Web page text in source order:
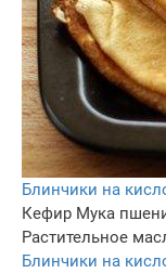
Блинчики на
Кефир Мука
Растительное
Блинчики на